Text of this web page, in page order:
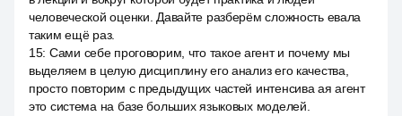
человеческой оценки. Давайте разберём сложность евала
таким ещё раз.
15: Сами себе проговорим, что такое агент и почему мы
выделяем в целую дисциплину его анализ его качества,
просто повторим с предыдущих частей интенсива ая агент
это система на базе больших языковых моделей.